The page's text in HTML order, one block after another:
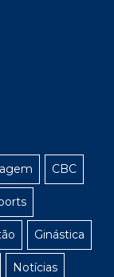
CBC
Ginástica
Notícias